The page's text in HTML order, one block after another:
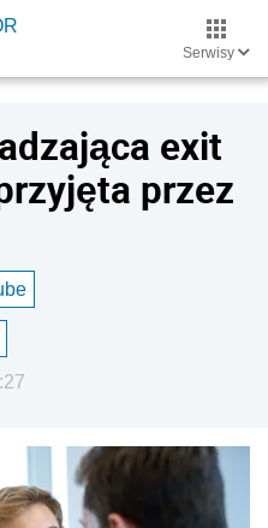
Serwisy
exit
przez